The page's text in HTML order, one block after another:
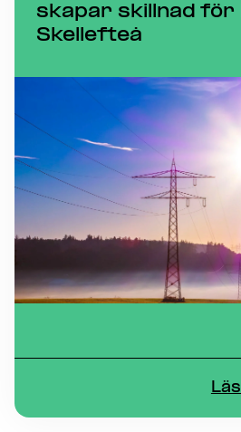
skapar skillnad för
Skellefteå